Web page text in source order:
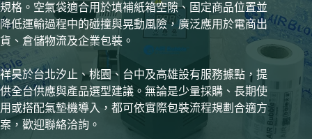
規格。空氣袋適合用於填補紙箱空隙、固定商品位置並
降低運輸過程中的碰撞與晃動風險，廣泛應用於電商出
貨、倉儲物流及企業包裝。
祥昊於台北汐止、桃園、台中及高雄設有服務據點，提
供全台供應與產品選型建議。無論是少量採購、長期使
用或搭配氣墊機導入，都可依實際包裝流程規劃合適方
案，歡迎聯絡洽詢。